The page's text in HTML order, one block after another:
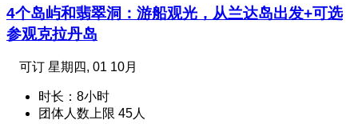
4个岛屿和翡翠洞：游船观光，从兰达岛出发+可选
参观克拉丹岛
可订 星期四, 01 10月
时长：8小时
团体人数上限 45人